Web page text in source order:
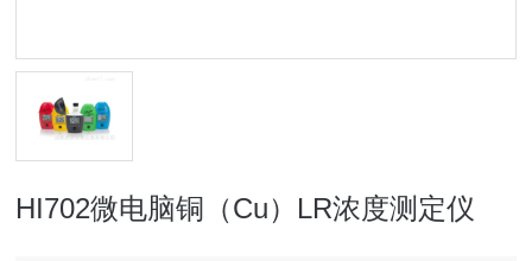
HI702微电脑铜（Cu）LR浓度测定仪